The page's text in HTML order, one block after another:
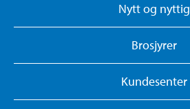
Nytt og nyttig
Brosjyrer
Kundesenter